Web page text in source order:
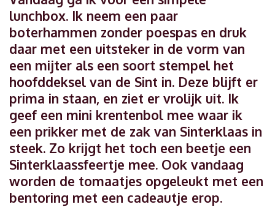
lunchbox. Ik neem een paar
boterhammen zonder poespas en druk
daar met een uitsteker in de vorm van
een mijter als een soort stempel het
hoofddeksel van de Sint in. Deze blijft er
prima in staan, en ziet er vrolijk uit. Ik
geef een mini krentenbol mee waar ik
een prikker met de zak van Sinterklaas in
steek. Zo krijgt het toch een beetje een
Sinterklaassfeertje mee. Ook vandaag
worden de tomaatjes opgeleukt met een
bentoring met een cadeautje erop.